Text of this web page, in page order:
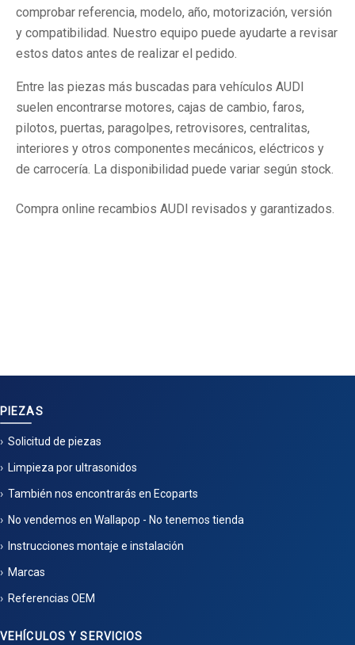
comprobar referencia, modelo, año, motorización, versión
y compatibilidad. Nuestro equipo puede ayudarte a revisar
estos datos antes de realizar el pedido.
Entre las piezas más buscadas para vehículos AUDI
suelen encontrarse motores, cajas de cambio, faros,
pilotos, puertas, paragolpes, retrovisores, centralitas,
interiores y otros componentes mecánicos, eléctricos y
de carrocería. La disponibilidad puede variar según stock.
Compra online recambios AUDI revisados y garantizados.
PIEZAS
Solicitud de piezas
Limpieza por ultrasonidos
También nos encontrarás en Ecoparts
No vendemos en Wallapop - No tenemos tienda
Instrucciones montaje e instalación
Marcas
Referencias OEM
VEHÍCULOS Y SERVICIOS